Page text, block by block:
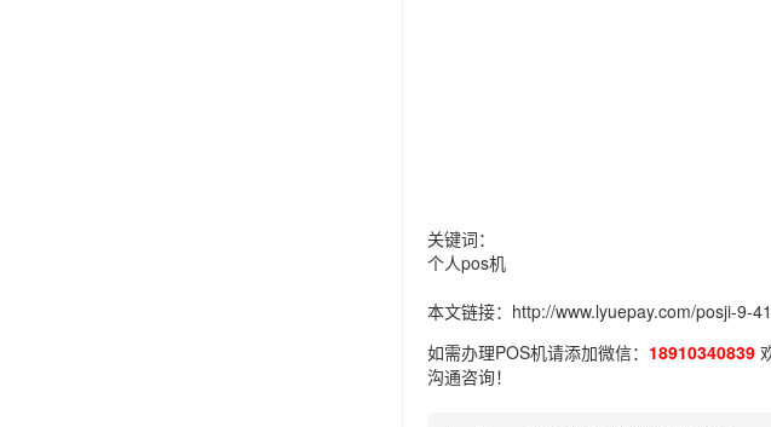
关键词：
个人pos机
本文链接： http://www.lyuepay.com/posji-9-
如需办理POS机请添加微信： 18910340839
沟通咨询！